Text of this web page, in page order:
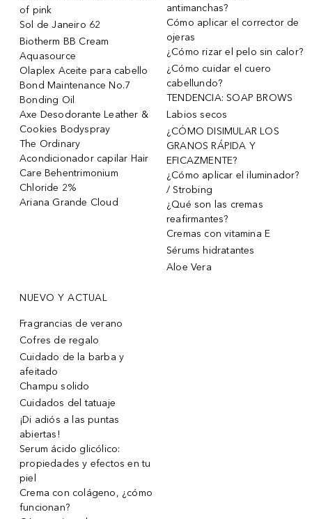
of pink
Sol de Janeiro 62
Biotherm BB Cream
Aquasource
Olaplex Aceite para cabello
Bond Maintenance No.7
Bonding Oil
Axe Desodorante Leather &
Cookies Bodyspray
The Ordinary
Acondicionador capilar Hair
Care Behentrimonium
Chloride 2%
Ariana Grande Cloud
antimanchas?
Cómo aplicar el corrector de
ojeras
¿Cómo rizar el pelo sin calor?
¿Cómo cuidar el cuero
cabellundo?
TENDENCIA: SOAP BROWS
Labios secos
¿CÓMO DISIMULAR LOS
GRANOS RÁPIDA Y
EFICAZMENTE?
¿Cómo aplicar el iluminador?
/ Strobing
¿Qué son las cremas
reafirmantes?
Cremas con vitamina E
Sérums hidratantes
Aloe Vera
NUEVO Y ACTUAL
Fragrancias de verano
Cofres de regalo
Cuidado de la barba y
afeitado
Champu solido
Cuidados del tatuaje
¡Di adiós a las puntas
abiertas!
Serum ácido glicólico:
propiedades y efectos en tu
piel
Crema con colágeno, ¿cómo
funcionan?